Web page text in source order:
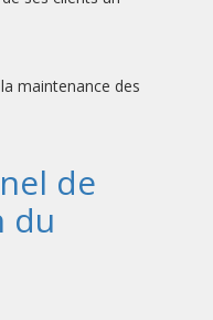
maintenance des
de
du